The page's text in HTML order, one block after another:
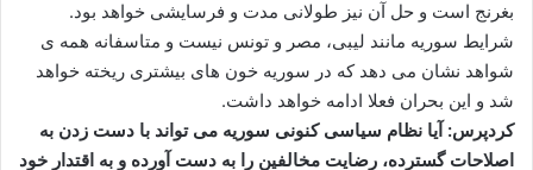
بغرنج است و حل آن نیز طولانی مدت و فرسایشی خواهد بود.
شرایط سوریه مانند لیبی، مصر و تونس نیست و متاسفانه همه ی
شواهد نشان می دهد که در سوریه خون های بیشتری ریخته خواهد
شد و این بحران فعلا ادامه خواهد داشت.
کردپرس: آیا نظام سیاسی کنونی سوریه می تواند با دست زدن به
اصلاحات گسترده، رضایت مخالفین را به دست آورده و به اقتدار خود